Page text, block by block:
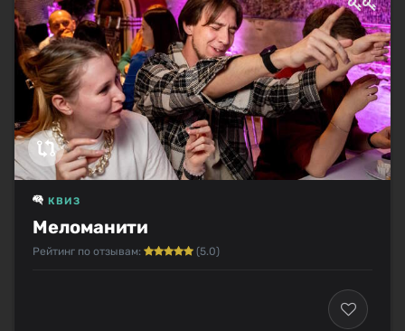
Меломанити
КВИЗ
Рейтинг по отзывам: (5.0)